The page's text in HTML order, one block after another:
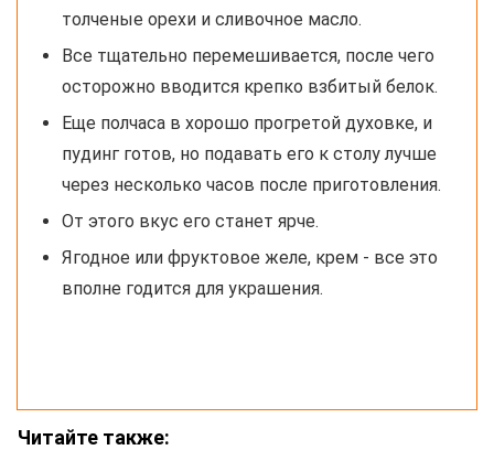
толченые орехи и сливочное масло.
Все тщательно перемешивается, после чего
осторожно вводится крепко взбитый белок.
Еще полчаса в хорошо прогретой духовке, и
пудинг готов, но подавать его к столу лучше
через несколько часов после приготовления.
От этого вкус его станет ярче.
Ягодное или фруктовое желе, крем - все это
вполне годится для украшения.
Читайте также: